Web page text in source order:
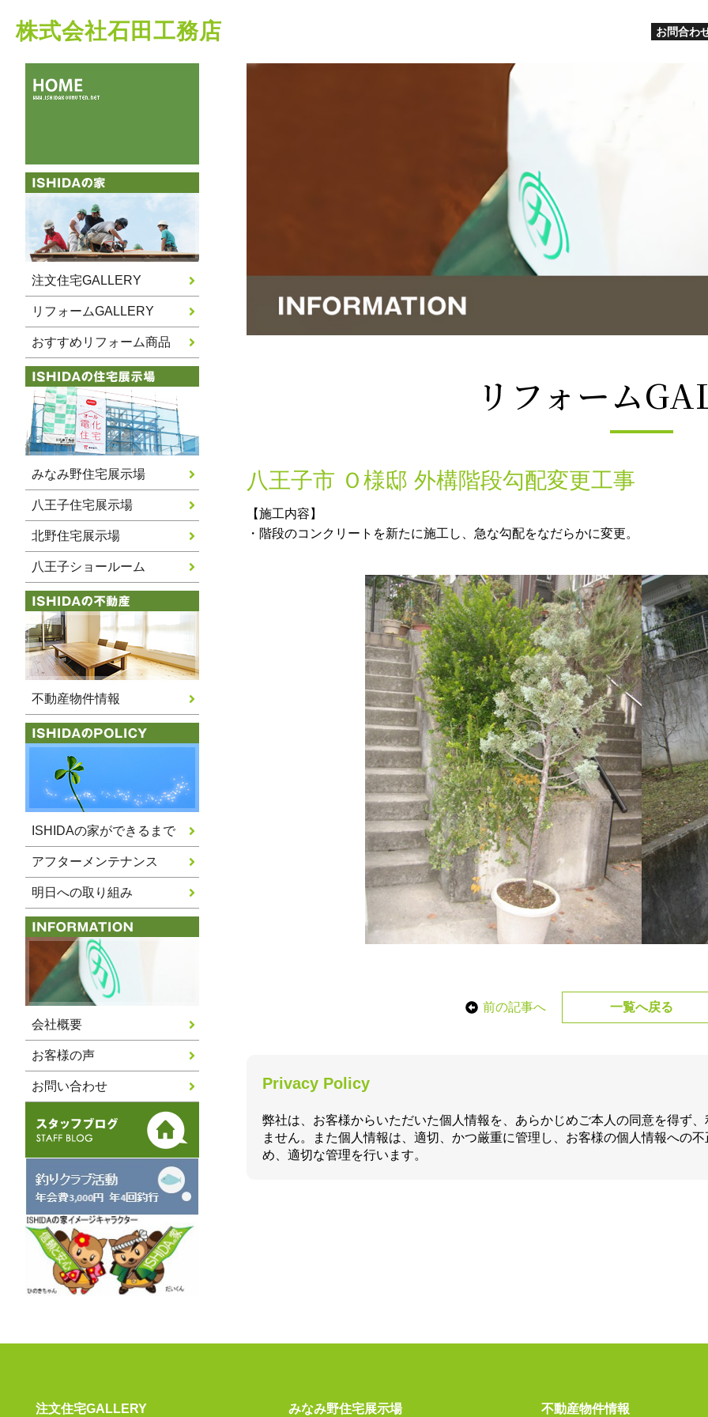
株式会社石田工務店 お問合わ
注文住宅GALLERY
リフォームGALLERY
おすすめリフォーム商品
みなみ野住宅展示場
八王子住宅展示場
北野住宅展示場
八王子ショールーム
不動産物件情報
ISHIDAの家ができるまで
アフターメンテナンス
明日への取り組み
会社概要
お客様の声
お問い合わせ
リフォーム
八王子市 Ｏ様邸 外構階段勾配変更工事
【施工内容】
・階段のコンクリートを新たに施工し、急な勾配をなだらかに変更。
前の記事へ 一覧へ戻る
Privacy Policy
弊社は、お客様からいただいた個人情報を、あらかじめご本人の同意を得ず
ません。また個人情報は、適切、かつ厳重に管理し、お客様の個人情報への
め、適切な管理を行います。
注文住宅GALLERY みなみ野住宅展示場 不動産物件情報